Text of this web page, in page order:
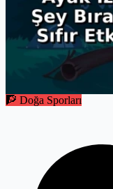
🧗 Doğa Sporları